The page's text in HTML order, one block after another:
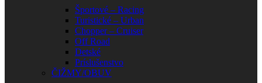
Športové – Racing
Turistické – Urban
Chopper – Cruiser
Off Road
Detské
Príslušenstvo
ČIŽMY/OBUV